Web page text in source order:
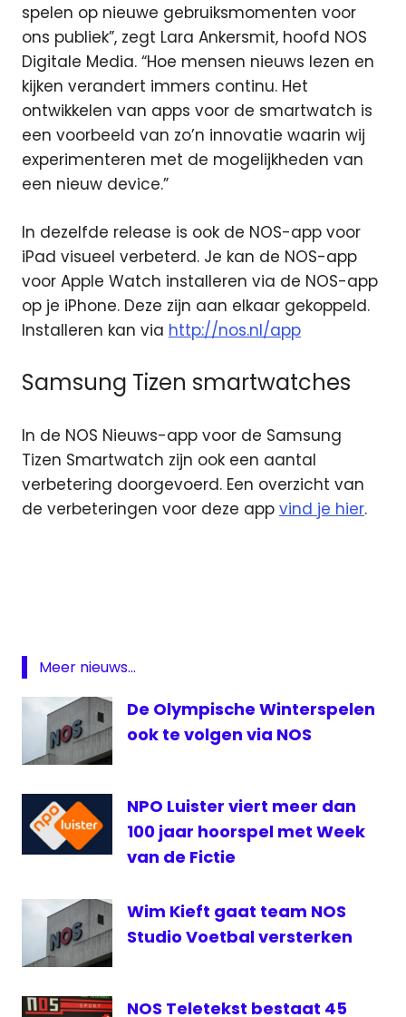
spelen op nieuwe gebruiksmomenten voor
ons publiek”, zegt Lara Ankersmit, hoofd NOS
Digitale Media. “Hoe mensen nieuws lezen en
kijken verandert immers continu. Het
ontwikkelen van apps voor de smartwatch is
een voorbeeld van zo’n innovatie waarin wij
experimenteren met de mogelijkheden van
een nieuw device.”
In dezelfde release is ook de NOS-app voor
iPad visueel verbeterd. Je kan de NOS-app
voor Apple Watch installeren via de NOS-app
op je iPhone. Deze zijn aan elkaar gekoppeld.
Installeren kan via http://nos.nl/app
Samsung Tizen smartwatches
In de NOS Nieuws-app voor de Samsung
Tizen Smartwatch zijn ook een aantal
verbetering doorgevoerd. Een overzicht van
de verbeteringen voor deze app vind je hier.
medianieuws
NOS
Samsung
Tizen
smartwatch
Tizen
Meer nieuws...
De Olympische Winterspelen
ook te volgen via NOS
NPO Luister viert meer dan
100 jaar hoorspel met Week
van de Fictie
Wim Kieft gaat team NOS
Studio Voetbal versterken
NOS Teletekst bestaat 45